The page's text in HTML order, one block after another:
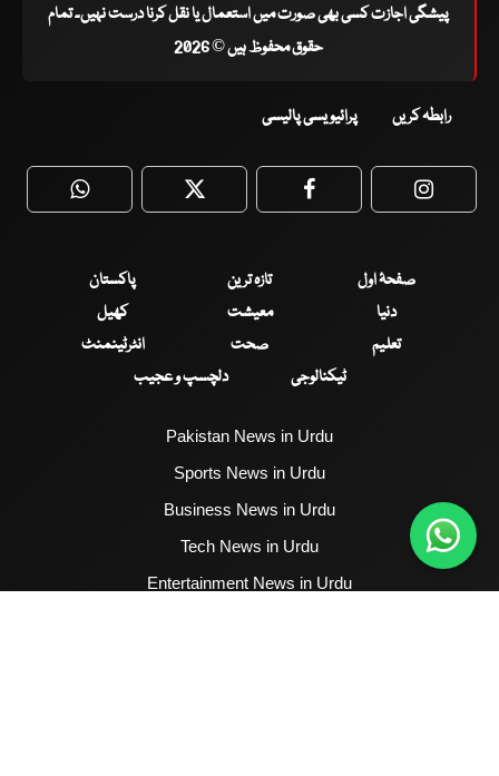
پیشگی اجازت کسی بھی صورت میں استعمال یا نقل کرنا درست نہیں۔ تمام
حقوق محفوظ ہیں © 2026
رابطہ کریں پرائیویسی پالیسی
WhatsApp Twitter Facebook
صفحۂ اول تازہ ترین
پاکستان
دنیا
معیشت
کھیل
تعلیم
صحت
انٹرٹینمنٹ
ٹیکنالوجی
دلچسپ و عجیب
Pakistan News in Urdu
Sports News in Urdu
Business News in Urdu
Tech News in Urdu
Entertainment News in Urdu